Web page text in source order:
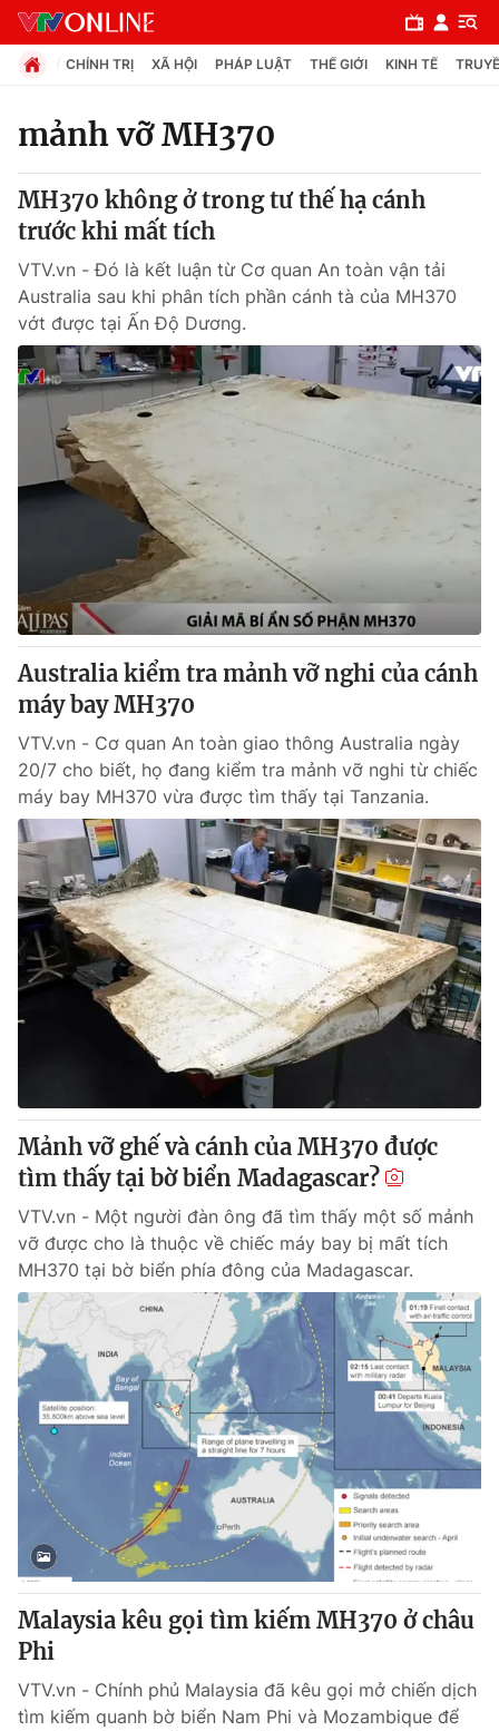
Chuyên mục
Chính trị
Xã hội
Pháp luật
Y tế
Thế giới
Thế giới đó đây
Câu chuyện quốc tế
Tài chính
Thị trường
Góc doanh nghiệp
Dữ liệu và đời sống
Truyền hình
Phim VTV
Hậu trường
Nhân vật
Khán giả
Giải sao mai
Giải trí
Điện ảnh
Âm nhạc
Đời sống
Du lịch
Làm đẹp
Chất lượng cuộc sống
Giáo dục
Tuyển sinh
Học trực tuyến
Công nghệ
Hitech Công nghệ tương lai
Sản phẩm
Tư vấn
Giao lưu trực tuyến
Lịch phát sóng
Chuyên mục khác
Emagazine Podcast
Photo Infographic
Video Shorts video
VTV Money VTV Thể thao
VTV Sức khoẻ Bất động sản
Thị trường 24h Tấm lòng Việt
VTV4 Vươn mình bằng AI
VTV9
Liên hệ tòa soạn English
CHÍNH TRỊ XÃ HỘI PHÁP LUẬT THẾ GIỚI KINH TẾ
mảnh vỡ MH370
MH370 không ở trong tư thế hạ cánh
trước khi mất tích
VTV.vn - Đó là kết luận từ Cơ quan An toàn vận tải
Australia sau khi phân tích phần cánh tà của MH370
vớt được tại Ấn Độ Dương.
Australia kiểm tra mảnh vỡ nghi của cánh
máy bay MH370
VTV.vn - Cơ quan An toàn giao thông Australia ngày
20/7 cho biết, họ đang kiểm tra mảnh vỡ nghi từ chiếc
máy bay MH370 vừa được tìm thấy tại Tanzania.
Mảnh vỡ ghế và cánh của MH370 được
tìm thấy tại bờ biển Madagascar?
VTV.vn - Một người đàn ông đã tìm thấy một số mảnh
vỡ được cho là thuộc về chiếc máy bay bị mất tích
MH370 tại bờ biển phía đông của Madagascar.
Malaysia kêu gọi tìm kiếm MH370 ở châu
Phi
VTV.vn - Chính phủ Malaysia đã kêu gọi mở chiến dịch
tìm kiếm quanh bờ biển Nam Phi và Mozambique để